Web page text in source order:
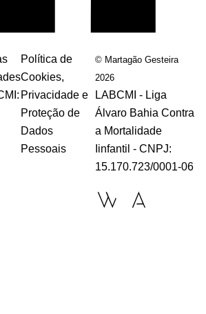
Política de
Cookies,
Privacidade e
Proteção de
Dados
Pessoais
© Martagão Gesteira
2026
LABCMI - Liga
Álvaro Bahia Contra
a Mortalidade
Iinfantil - CNPJ:
15.170.723/0001-06